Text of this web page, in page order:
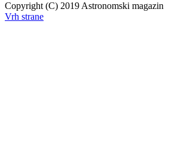
Copyright (C) 2019 Astronomski magazin
Vrh strane